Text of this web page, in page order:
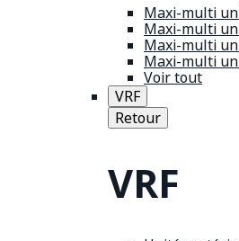
Maxi-multi
Maxi-multi
Maxi-multi
Maxi-multi
Voir tout
VRF
Retour
VRF